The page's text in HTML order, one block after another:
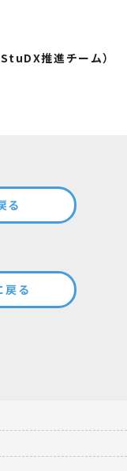
推進チーム）
る
る